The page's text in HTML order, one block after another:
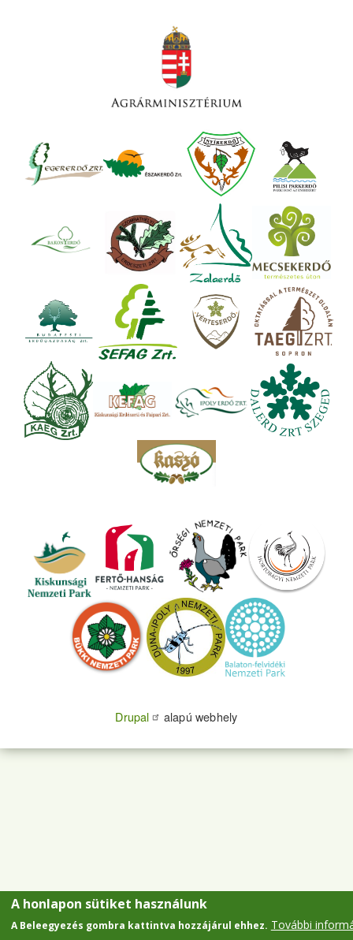
Drupal alapú webhely
A honlapon sütiket használunk
A Beleegyezés gombra kattintva hozzájárul ehhez. További